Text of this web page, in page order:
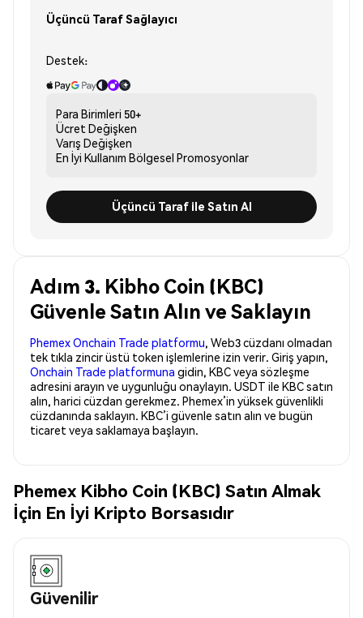
Üçüncü Taraf Sağlayıcı
Destek:
Para Birimleri 50+
Ücret Değişken
Varış Değişken
En İyi Kullanım Bölgesel Promosyonlar
Üçüncü Taraf ile Satın Al
Adım 3. Kibho Coin (KBC)
Güvenle Satın Alın ve Saklayın
Phemex Onchain Trade platformu, Web3 cüzdanı olmadan
tek tıkla zincir üstü token işlemlerine izin verir. Giriş yapın,
Onchain Trade platformuna gidin, KBC veya sözleşme
adresini arayın ve uygunluğu onaylayın. USDT ile KBC satın
alın, harici cüzdan gerekmez. Phemex’in yüksek güvenlikli
cüzdanında saklayın. KBC’i güvenle satın alın ve bugün
ticaret veya saklamaya başlayın.
Phemex Kibho Coin (KBC) Satın Almak
İçin En İyi Kripto Borsasıdır
Güvenilir